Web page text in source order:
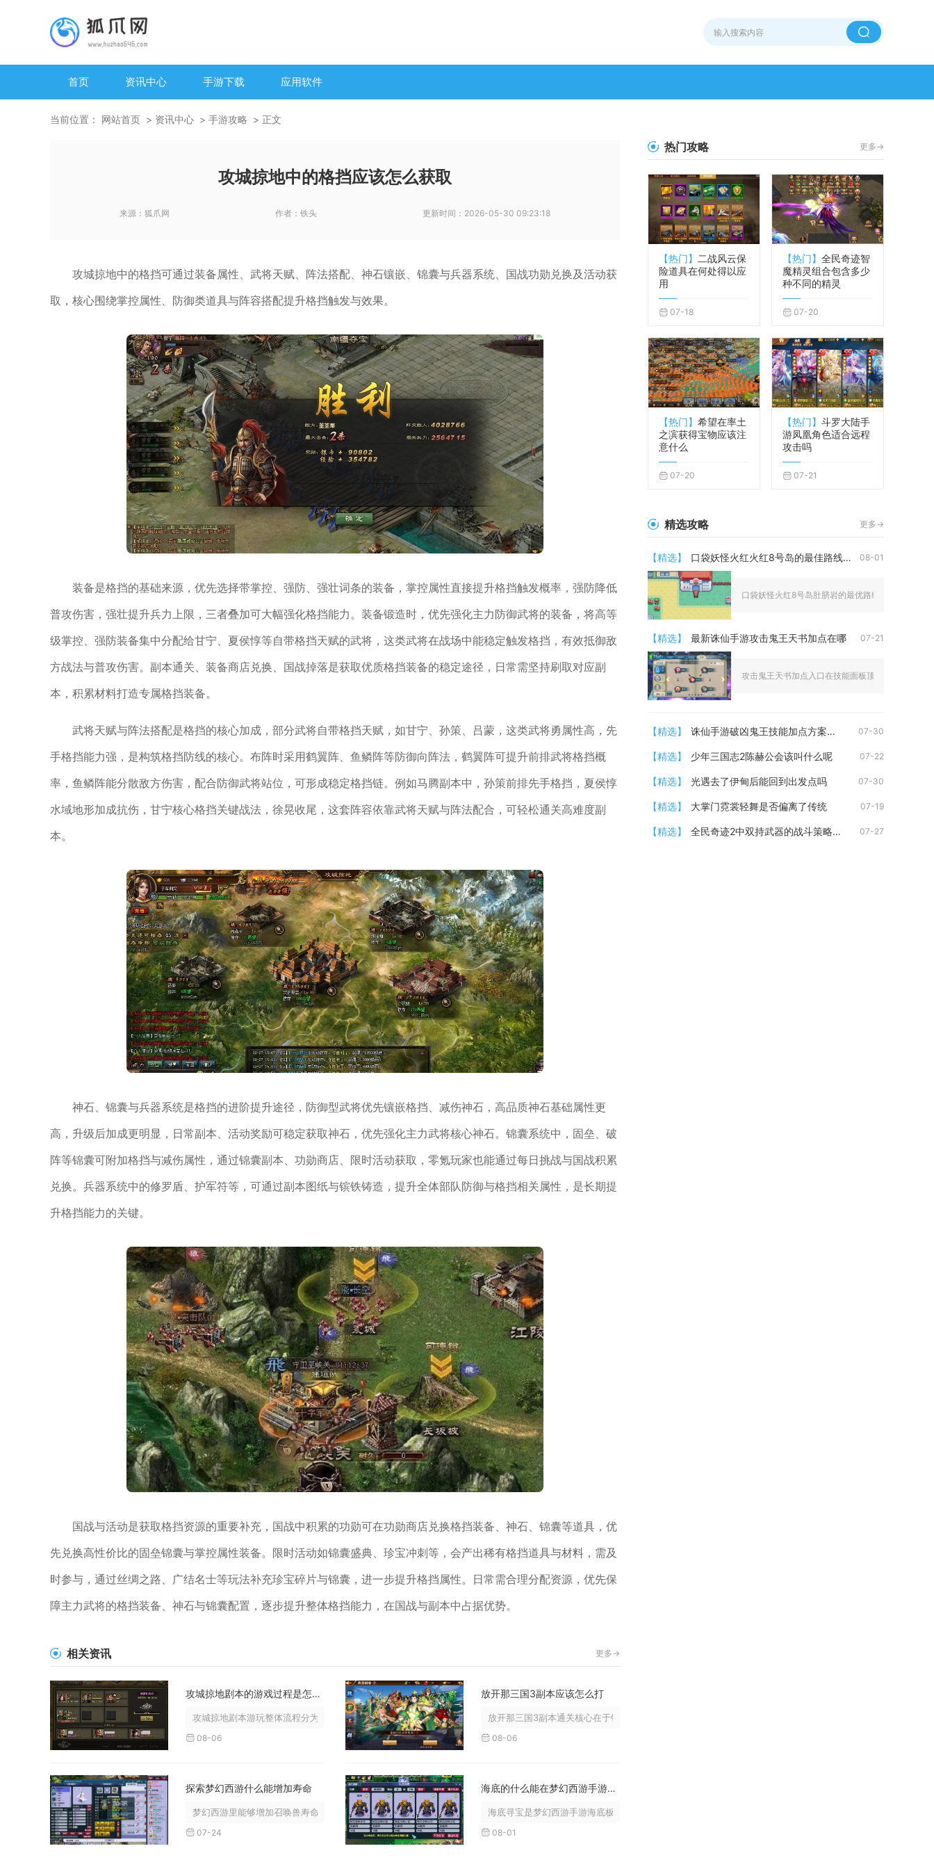
首页 资讯中心 手游下载 应用软件
当前位置： 网站首页 资讯中心 手游攻略 正文
攻城掠地中的格挡应该怎么获取
来源： 狐爪网 作者： 铁头 更新时间： 2026-05-30 09:23:18
攻城掠地中的格挡可通过装备属性、武将天赋、阵法搭配、神石镶嵌、锦囊与兵器系统、国战功勋兑换及活动获
取，核心围绕掌控属性、防御类道具与阵容搭配提升格挡触发与效果。
装备是格挡的基础来源，优先选择带掌控、强防、强壮词条的装备，掌控属性直接提升格挡触发概率，强防降低
普攻伤害，强壮提升兵力上限，三者叠加可大幅强化格挡能力。装备锻造时，优先强化主力防御武将的装备，将高等
级掌控、强防装备集中分配给甘宁、夏侯惇等自带格挡天赋的武将，这类武将在战场中能稳定触发格挡，有效抵御敌
方战法与普攻伤害。副本通关、装备商店兑换、国战掉落是获取优质格挡装备的稳定途径，日常需坚持刷取对应副
本，积累材料打造专属格挡装备。
武将天赋与阵法搭配是格挡的核心加成，部分武将自带格挡天赋，如甘宁、孙策、吕蒙，这类武将勇属性高，先
手格挡能力强，是构筑格挡防线的核心。布阵时采用鹤翼阵、鱼鳞阵等防御向阵法，鹤翼阵可提升前排武将格挡概
率，鱼鳞阵能分散敌方伤害，配合防御武将站位，可形成稳定格挡链。例如马腾副本中，孙策前排先手格挡，夏侯惇
水域地形加成抗伤，甘宁核心格挡关键战法，徐晃收尾，这套阵容依靠武将天赋与阵法配合，可轻松通关高难度副
本。
神石、锦囊与兵器系统是格挡的进阶提升途径，防御型武将优先镶嵌格挡、减伤神石，高品质神石基础属性更
高，升级后加成更明显，日常副本、活动奖励可稳定获取神石，优先强化主力武将核心神石。锦囊系统中，固垒、破
阵等锦囊可附加格挡与减伤属性，通过锦囊副本、功勋商店、限时活动获取，零氪玩家也能通过每日挑战与国战积累
兑换。兵器系统中的修罗盾、护军符等，可通过副本图纸与镔铁铸造，提升全体部队防御与格挡相关属性，是长期提
升格挡能力的关键。
国战与活动是获取格挡资源的重要补充，国战中积累的功勋可在功勋商店兑换格挡装备、神石、锦囊等道具，优
先兑换高性价比的固垒锦囊与掌控属性装备。限时活动如锦囊盛典、珍宝冲刺等，会产出稀有格挡道具与材料，需及
时参与，通过丝绸之路、广结名士等玩法补充珍宝碎片与锦囊，进一步提升格挡属性。日常需合理分配资源，优先保
障主力武将的格挡装备、神石与锦囊配置，逐步提升整体格挡能力，在国战与副本中占据优势。
相关资讯 更多->
攻城掠地剧本的游戏过程是怎样的
攻城掠地剧本游玩整体流程分为战前筹备、路线推进、关键事件处理...
08-06
放开那三国3副本应该怎么打
放开那三国3副本通关核心在于针对性阵容搭配、灵活调整站位与把...
08-06
探索梦幻西游什么能增加寿命
梦幻西游里能够增加召唤兽寿命的途径分为烹饪道具喂养、房屋驯养...
07-24
海底的什么能在梦幻西游手游中最快
海底寻宝是梦幻西游手游海底板块中竞速效率最高的玩法，同海底迷...
08-01
热门攻略 更多->
【热门】
二战风云保
险道具在何处得以应
用
07-18
【热门】 全民奇迹智
魔精灵组合包含多少
种不同的精灵
07-20
【热门】 希望在率土
之滨获得宝物应该注
意什么
07-20
【热门】 斗罗大陆手
游凤凰角色适合远程
攻击吗
07-21
精选攻略 更多->
【精选】 口袋妖怪火红火红8号岛的最佳路线是什么 08-01
口袋妖怪火红8号岛肚脐岩的最优路线为枯叶市乘船
【精选】 最新诛仙手游攻击鬼王天书加点在哪 07-21
攻击鬼王天书加点入口在技能面板顶部天书分页，
【精选】 诛仙手游破凶鬼王技能加点方案如何制定 07-30
【精选】 少年三国志2陈赫公会该叫什么呢 07-22
【精选】 光遇去了伊甸后能回到出发点吗 07-30
【精选】 大掌门霓裳轻舞是否偏离了传统 07-19
【精选】 全民奇迹2中双持武器的战斗策略有哪些 07-27